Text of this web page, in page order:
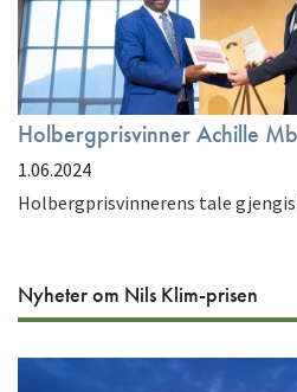
Holbergprisvinner Achille
1.06.2024
Holbergprisvinnerens tale
Nyheter om Nils Klim-prisen